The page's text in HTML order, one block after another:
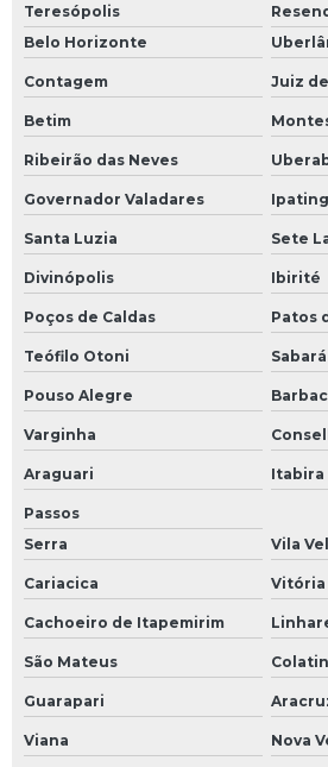
Teresópolis
Belo Horizonte
Contagem Juiz
Betim
Ribeirão das Neves
Governador Valadares
Santa Luzia Sete
Divinópolis Ibirité
Poços de Caldas Patos
Teófilo Otoni Sabará
Pouso Alegre
Varginha
Araguari Itabira
Passos
Serra
Vila
Cariacica Vitória
Cachoeiro de Itapemirim
São Mateus
Guarapari
Viana Nova